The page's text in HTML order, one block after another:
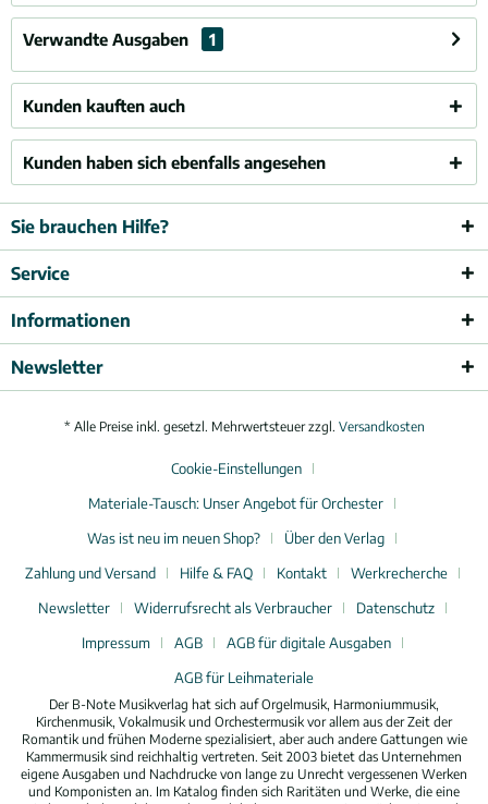
Verwandte Ausgaben 1
Kunden kauften auch
Kunden haben sich ebenfalls angesehen
Sie brauchen Hilfe?
Service
Informationen
Newsletter
* Alle Preise inkl. gesetzl. Mehrwertsteuer zzgl. Versandkosten
Cookie-Einstellungen
Materiale-Tausch: Unser Angebot für Orchester
Was ist neu im neuen Shop?
Über den Verlag
Zahlung und Versand
Hilfe & FAQ Kontakt
Werkrecherche
Newsletter
Widerrufsrecht als Verbraucher
Datenschutz
Impressum
AGB
AGB für digitale Ausgaben
AGB für Leihmateriale
Der B-Note Musikverlag hat sich auf Orgelmusik, Harmoniummusik,
Kirchenmusik, Vokalmusik und Orchestermusik vor allem aus der Zeit der
Romantik und frühen Moderne spezialisiert, aber auch andere Gattungen wie
Kammermusik sind reichhaltig vertreten. Seit 2003 bietet das Unternehmen
eigene Ausgaben und Nachdrucke von lange zu Unrecht vergessenen Werken
und Komponisten an. Im Katalog finden sich Raritäten und Werke, die eine